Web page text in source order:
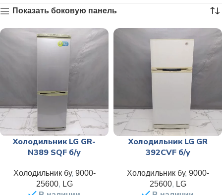
Показать боковую панель
Холодильник LG GR-
N389 SQF б/у
Холодильник бу, 9000-
25600, LG
Холодильник LG GR
392CVF б/у
Холодильник бу, 9000-
25600, LG